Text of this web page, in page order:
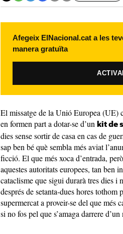
Afegeix ElNacional.cat a les
manera gratuïta
El missatge de la Unió Europea (UE)
en formen part a dotar-se d’un kit de
dies sense sortir de casa en cas de
sap ben bé què sembla més aviat
ficció. El que més xoca d’entrada,
aquestes autoritats europees, tan ben
cataclisme que sigui durarà tres dies i
després de setanta-dues hores
supermercat a proveir-se del que més
si no fos pel que s’amaga darrere